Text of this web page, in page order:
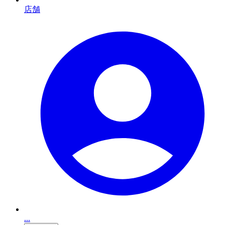
店舗
...